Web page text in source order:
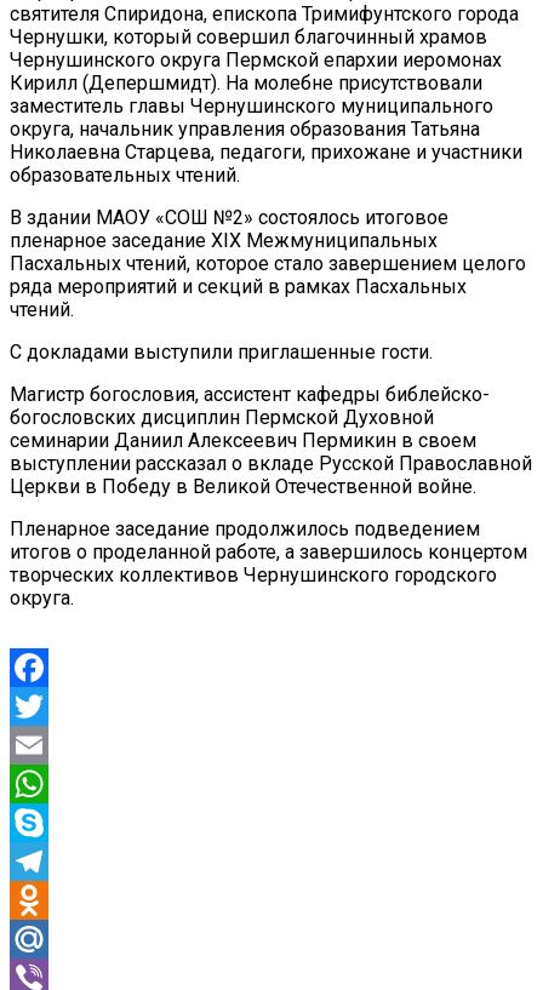
святителя Спиридона, епископа Тримифунтского города
Чернушки, который совершил благочинный храмов
Чернушинского округа Пермской епархии иеромонах
Кирилл (Депершмидт). На молебне присутствовали
заместитель главы Чернушинского муниципального
округа, начальник управления образования Татьяна
Николаевна Старцева, педагоги, прихожане и участники
образовательных чтений.
В здании МАОУ «СОШ №2» состоялось итоговое
пленарное заседание XIX Межмуниципальных
Пасхальных чтений, которое стало завершением целого
ряда мероприятий и секций в рамках Пасхальных
чтений.
С докладами выступили приглашенные гости.
Магистр богословия, ассистент кафедры библейско-
богословских дисциплин Пермской Духовной
семинарии Даниил Алексеевич Пермикин в своем
выступлении рассказал о вкладе Русской Православной
Церкви в Победу в Великой Отечественной войне.
Пленарное заседание продолжилось подведением
итогов о проделанной работе, а завершилось концертом
творческих коллективов Чернушинского городского
округа.
Facebook
Twitter
Email
WhatsApp
Skype
Telegram
Odnoklassniki
Mail.Ru